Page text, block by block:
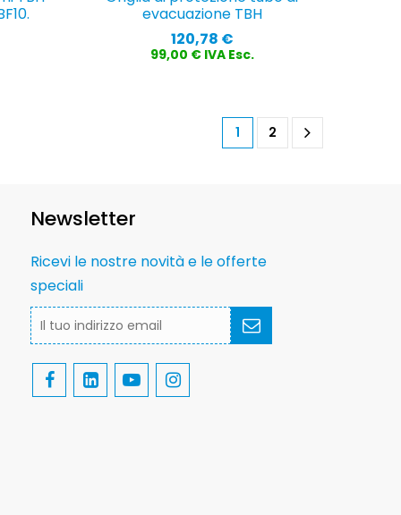
evacuazione TBH
Prezzo
120,78 €
99,00 € IVA Esc.
1 2
Newsletter
Ricevi le nostre novità e le offerte
speciali